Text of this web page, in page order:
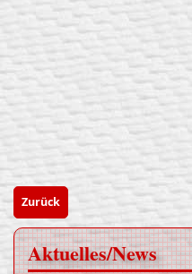
Zurück
Aktuelles/News